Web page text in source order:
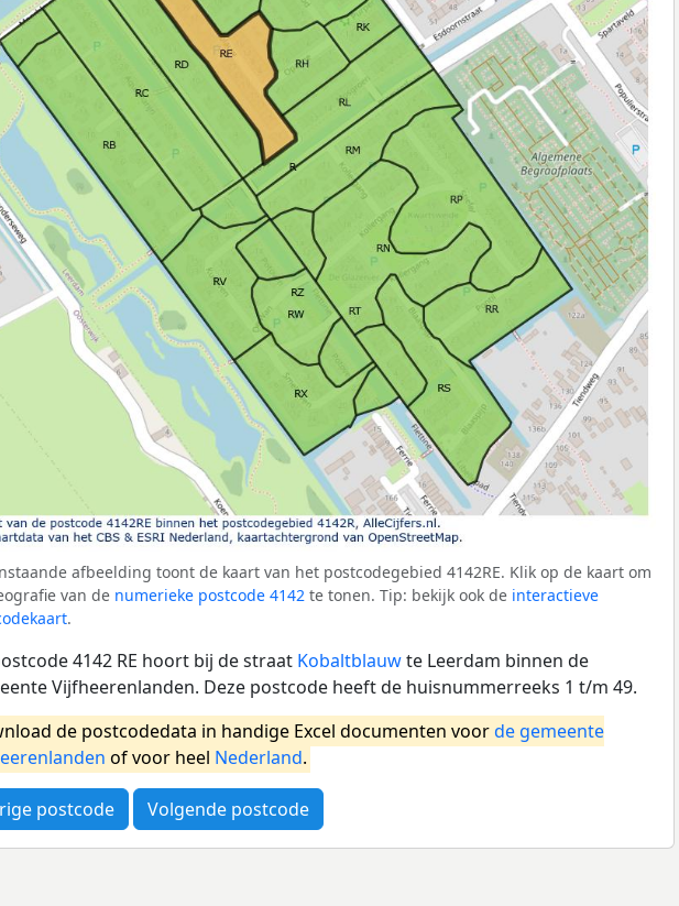
afbeelding toont de kaart van het postcodegebied 4142RE. Klik op de kaart om
van de numerieke postcode 4142 te tonen. Tip: bekijk ook de interactieve
.
4142 RE hoort bij de straat Kobaltblauwte Leerdam binnen de
Vijfheerenlanden. Deze postcode heeft de huisnummerreeks 1 t/m 49.
de postcodedata in handige Excel documenten voorde gemeente
of voor heel Nederland.
postcode Volgende postcode